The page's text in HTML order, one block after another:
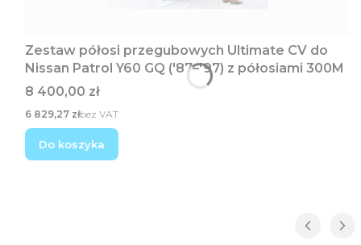
Zestaw półosi przegubowych Ultimate CV do
Nissan Patrol Y60 GQ ('87–'97) z półosiami 300M
Cena
8 400,00 zł
Cena
6 829,27 złbez VAT
Do koszyka